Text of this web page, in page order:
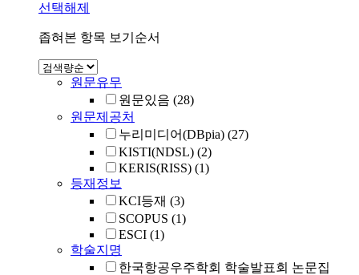
선택해제
좁혀본 항목 보기순서
원문유무
원문있음 (28)
원문제공처
누리미디어(DBpia) (27)
KISTI(NDSL) (2)
KERIS(RISS) (1)
등재정보
KCI등재 (3)
SCOPUS (1)
ESCI (1)
학술지명
한국항공우주학회 학술발표회 논문집